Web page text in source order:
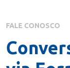
FALE CONOSCO